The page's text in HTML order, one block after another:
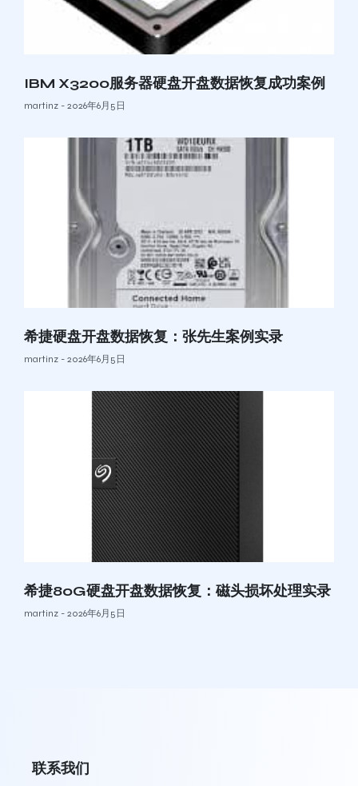
IBM X3200服务器硬盘开盘数据恢复成功案例
martinz 2026年6月5日
希捷硬盘开盘数据恢复：张先生案例实录
martinz 2026年6月5日
希捷80G硬盘开盘数据恢复：磁头损坏处理实录
martinz 2026年6月5日
联系我们